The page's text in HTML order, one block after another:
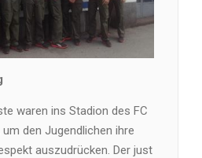
waren ins Stadion des FC
den Jugendlichen ihre
auszudrücken. Der just